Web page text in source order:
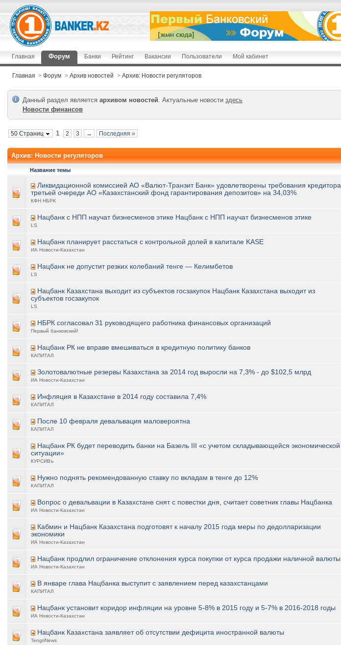
Главная Форум Банки Рейтинг Вакансии Пользователи Мой кабинет
Главная > Форум > Архив новостей > Архив: Новости регуляторов
Данный раздел является архивом новостей. Актуальные новости здесь
Новости финансов
50 Страниц 1 2 3 → Последняя »
Архив: Новости регуляторов
Название темы
Ликвидационной комиссией АО «Валют-Транзит Банк» удовлетворены требования кредитора
третьей очереди АО «Казахстанский фонд гарантирования депозитов» на 34,03%
КФН НБРК
Нацбанк с НПП научат бизнесменов этике Нацбанк с НПП научат бизнесменов этике
LS
Нацбанк планирует расстаться с контрольной долей в капитале KASE
ИА Новости-Казахстан
Нацбанк не допустит резких колебаний тенге — Келимбетов
LS
Нацбанк Казахстана выходит из субъектов госзакупок Нацбанк Казахстана выходит из
субъектов госзакупок
LS
НБРК согласовал 31 руководящего работника финансовых организаций
Первый банковский!
Нацбанк РК не вправе вмешиваться в кредитную политику банков
КАПИТАЛ
Золотовалютные резервы Казахстана за 2014 год выросли на 7,3% - до $102,5 млрд
ИА Новости-Казахстан
Инфляция в Казахстане в 2014 году составила 7,4%
КАПИТАЛ
После 10 февраля девальвация маловероятна
КАПИТАЛ
Нацбанк РК будет переводить банки на Базель III «с учетом складывающейся экономической
ситуации»
КУРСИВъ
Нужно поднять рекомендованную ставку по вкладам в тенге до 12%
КАПИТАЛ
Вопрос о девальвации в Казахстане снят с повестки дня, считает советник главы Нацбанка
ИА Новости-Казахстан
Кабмин и Нацбанк Казахстана подготовят к началу 2015 года меры по дедолларизации
экономики
ИА Новости-Казахстан
Нацбанк продлил ограничение отклонения курса покупки от курса продажи наличной валюты
ИА Новости-Казахстан
В январе глава Нацбанка выступит с заявлением перед казахстанцами
КАПИТАЛ
Нацбанк установит коридор инфляции на уровне 5-8% в 2015 году и 5-7% в 2016-2018 годы
ИА Новости-Казахстан
Нацбанк Казахстана заявляет об отсутствии дефицита иностранной валюты
TengriNews